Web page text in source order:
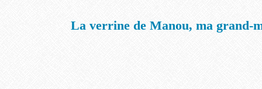
La verrine de Manou, ma grand-